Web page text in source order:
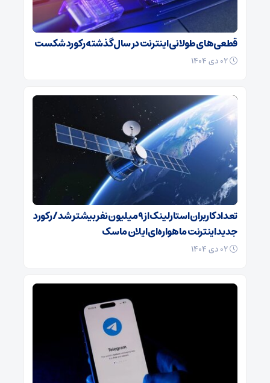
قطعی‌های طولانی اینترنت در سال گذشته رکورد شکست
تعداد کاربران استارلینک از ۹ میلیون نفر بیشتر شد / رکورد
جدید اینترنت ماهواره‌ای ایلان ماسک